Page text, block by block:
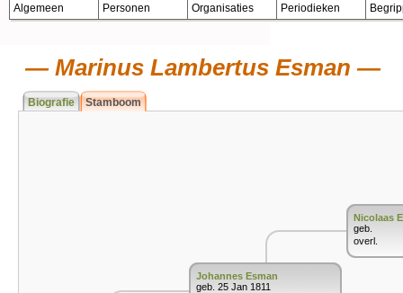
Algemeen Personen Organisaties Periodieken
Marinus Lambertus Esman
Biografie Stamboom
Johannes Esman
geb. 25 Jan 1811
Nicolaas
geb.
overl.